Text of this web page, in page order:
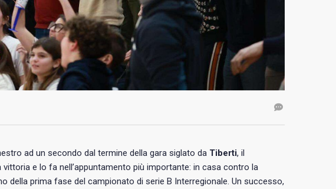
ad un secondo dal termine della gara siglato da Tiberti, il
vittoria e lo fa nell’appuntamento più importante: in casa contro la
della prima fase del campionato di serie B Interregionale. Un successo,